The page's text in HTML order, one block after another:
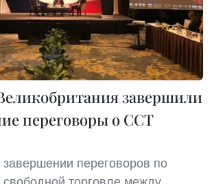
завершили
переговоры о ССТ
переговоров по